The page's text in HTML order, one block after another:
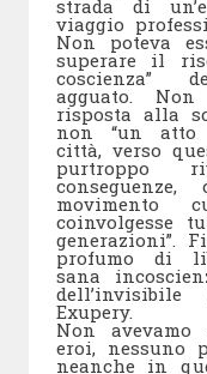
strada di
viaggio
Non poteva
superare il
coscienza”
agguato.
risposta alla
non “un atto
città, verso
purtroppo
movimento
coinvolgesse
generazioni”.
profumo di
sana
dell’invisibile
Exupery.
Non
eroi, nessuno
neanche in